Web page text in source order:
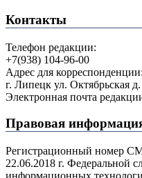
Контакты
Телефон редакции:
+7(938) 104-96-00
Адрес для корреспонденции:
г. Липецк ул. Октябрьская
Электронная почта
Правовая
Регистрационный номер
22.06.2018 г. Федеральной
информационных